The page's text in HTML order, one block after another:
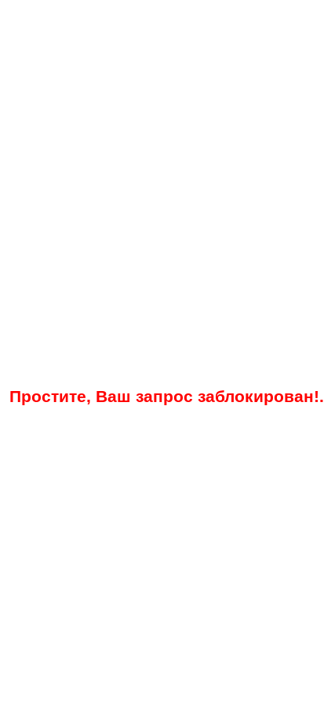
Простите, Ваш запрос заблокирован!.